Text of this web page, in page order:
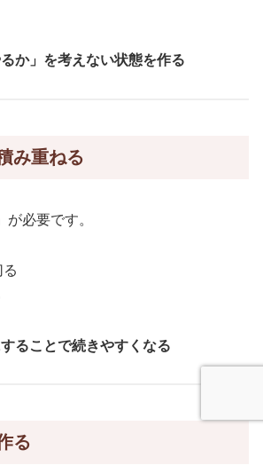
るか」を考えない状態を作る
み重ねる
必要です。
る
ることで続きやすくなる
る